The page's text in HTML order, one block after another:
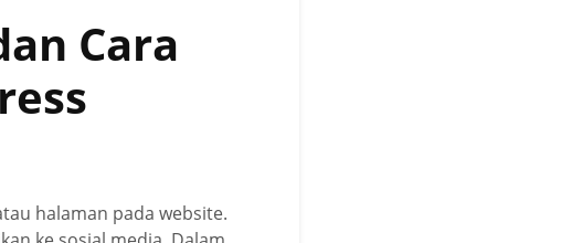
Cara
halaman pada website.